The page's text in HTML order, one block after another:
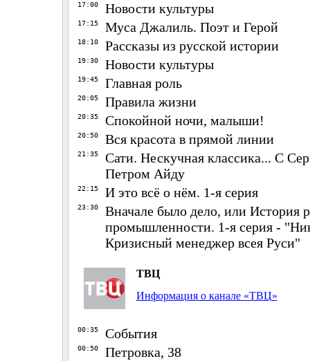
17:00 Новости культуры
17:15 Муса Джалиль. Поэт и Герой
18:10 Рассказы из русской истории
19:30 Новости культуры
19:45 Главная роль
20:05 Правила жизни
20:35 Спокойной ночи, малыши!
20:50 Вся красота в прямой линии
21:35
Сати. Нескучная классика... С
Петром Айду
22:15 И это всё о нём. 1-я серия
23:30
Вначале было дело, или История
промышленности. 1-я серия -
Кризисный менеджер всея Руси"
ТВЦ
Информация о канале «ТВЦ»
00:35 События
00:50 Петровка, 38